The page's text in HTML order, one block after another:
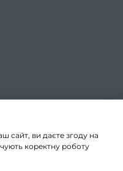
сайт, ви даєте згоду на
коректну роботу